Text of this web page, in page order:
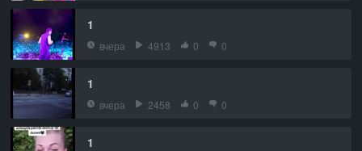
1
вчера 4913 0 0
1
вчера 2458 0 0
1